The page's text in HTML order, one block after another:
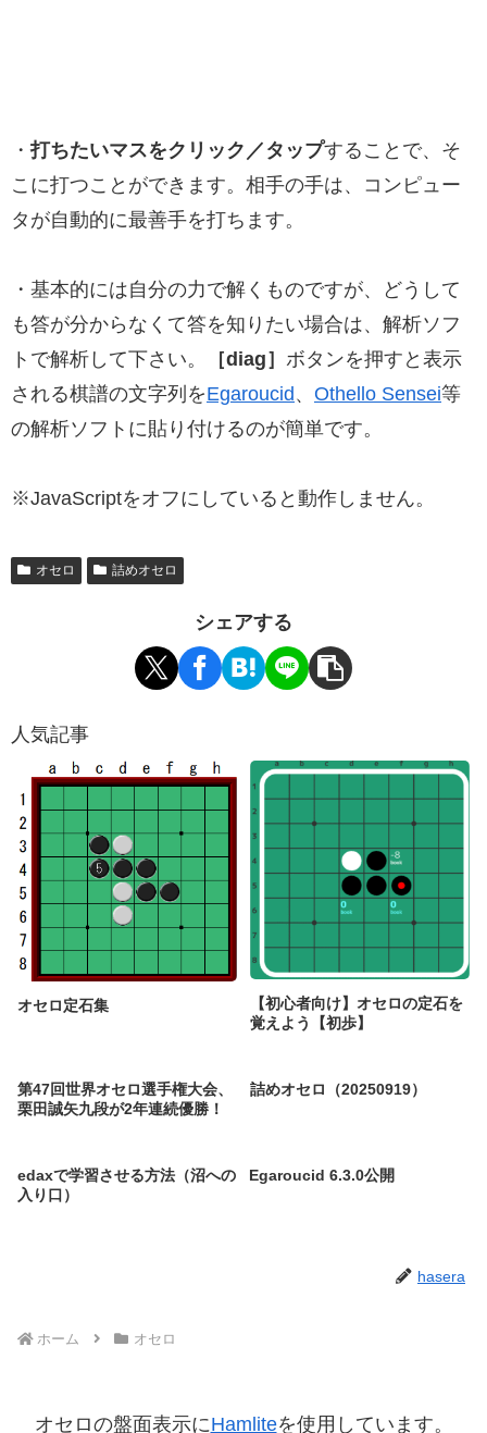
・打ちたいマスをクリック／タップすることで、そ
こに打つことができます。相手の手は、コンピュー
タが自動的に最善手を打ちます。
・基本的には自分の力で解くものですが、どうして
も答が分からなくて答を知りたい場合は、解析ソフ
トで解析して下さい。
［diag］ ボタンを押すと表示
される棋譜の文字列をEgaroucid、 Othello Sensei等
の解析ソフトに貼り付けるのが簡単です。
※JavaScriptをオフにしていると動作しません。
オセロ 詰めオセロ
シェアする
人気記事
オセロ定石集
【初心者向け】オセロの定石を
覚えよう【初歩】
第47回世界オセロ選手権大会、
栗田誠矢九段が2年連続優勝！
詰めオセロ（20250919）
edaxで学習させる方法（沼への
入り口）
Egaroucid 6.3.0公開
hasera
ホーム オセロ
オセロの盤面表示にHamliteを使用しています。